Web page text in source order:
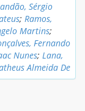
Sérgio
; Ramos,
Martins;
Fernando
Nunes; Lana,
Almeida De